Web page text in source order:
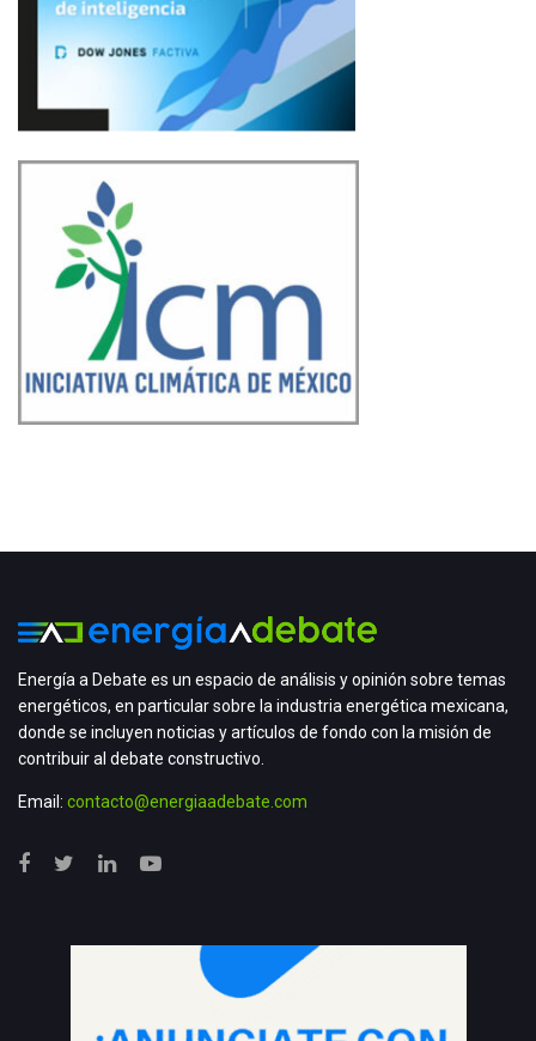
Energía a Debate es un espacio de análisis y opinión sobre temas
energéticos, en particular sobre la industria energética mexicana,
donde se incluyen noticias y artículos de fondo con la misión de
contribuir al debate constructivo.
Email: contacto@energiaadebate.com